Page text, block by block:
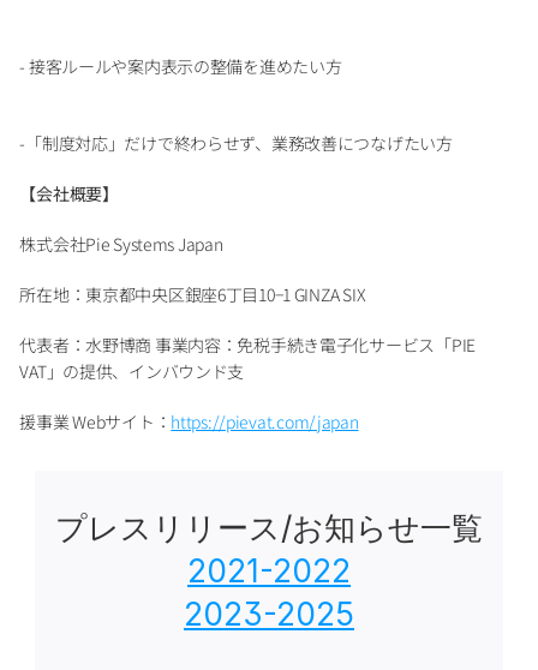
- 接客ルールや案内表示の整備を進めたい方
-「制度対応」だけで終わらせず、業務改善につなげたい方
【会社概要】
株式会社Pie Systems Japan
所在地：東京都中央区銀座6丁目10−1 GINZA SIX
代表者：水野博商 事業内容：免税手続き電子化サービス「PIE
VAT」の提供、インバウンド支
援事業 Webサイト： https://pievat.com/japan
プレスリリース/お知らせ一覧
2021-2022
2023-2025